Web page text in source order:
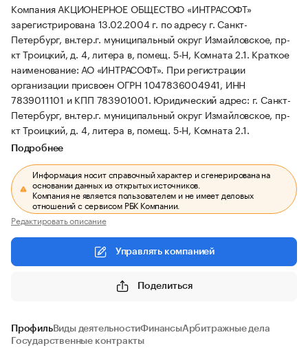
Компания АКЦИОНЕРНОЕ ОБЩЕСТВО «ИНТРАСОФТ»
зарегистрирована 13.02.2004 г. по адресу г. Санкт-
Петербург, вн.тер.г. муниципальный округ Измайловское, пр-
кт Троицкий, д. 4, литера в, помещ. 5-Н, Комната 2.1. Краткое
наименование: АО «ИНТРАСОФТ». При регистрации
организации присвоен ОГРН 1047836004941, ИНН
7839011101 и КПП 783901001. Юридический адрес: г. Санкт-
Петербург, вн.тер.г. муниципальный округ Измайловское, пр-
кт Троицкий, д. 4, литера в, помещ. 5-Н, Комната 2.1.
Подробнее
Информация носит справочный характер и сгенерирована на
основании данных из открытых источников.
Компания не является пользователем и не имеет деловых
отношений с сервисом РБК Компании.
Редактировать описание
Управлять компанией
Поделиться
ПрофильВиды деятельностиФинансыАрбитражные дела
Государственные контракты